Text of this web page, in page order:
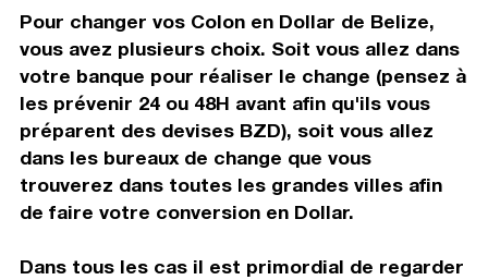
Pour changer vos Colon en Dollar de Belize,
vous avez plusieurs choix. Soit vous allez dans
votre banque pour réaliser le change (pensez à
les prévenir 24 ou 48H avant afin qu'ils vous
préparent des devises BZD), soit vous allez
dans les bureaux de change que vous
trouverez dans toutes les grandes villes afin
de faire votre conversion en Dollar.
Dans tous les cas il est primordial de regarder